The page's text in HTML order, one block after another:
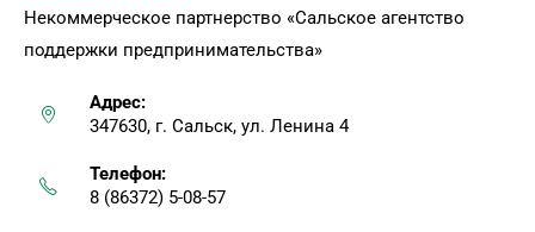
Некоммерческое партнерство «Сальское агентство
поддержки предпринимательства»
Адрес:
347630, г. Сальск, ул. Ленина 4
Телефон:
8 (86372) 5-08-57